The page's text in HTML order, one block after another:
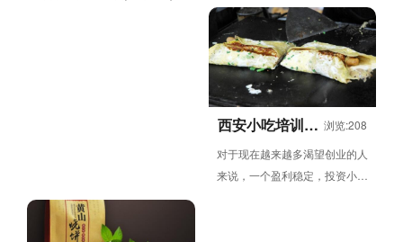
味道丰富、鲜香自然、余香满
口、回味悠长的特点。它富含丰
富的...
西安小吃培训学 浏览:208
对于现在越来越多渴望创业的人
来说，一个盈利稳定，投资小的